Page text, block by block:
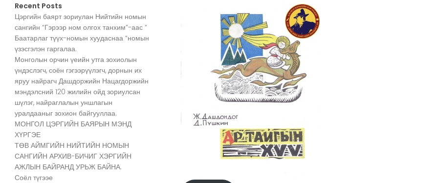
Recent Posts
Цэргийн баярт зориулан Нийтийн номын
сангийн “Гэрээр ном олгох танхим”-аас ”
Баатарлаг түүх-номын хуудаснаа “номын
үзэсгэлэн гаргалаа.
Монголын орчин үеийн утга зохиолын
үндэслэгч, соён гэгээрүүлэгч, дорнын их
яруу найрагч Дашдоржийн Нацагдоржийн
мэндэлсний 120 жилийн ойд зориулсан
шүлэг, найраглалын уншлагын
уралдааныг зохион байгууллаа.
МОНГОЛ ЦЭРГИЙН БАЯРЫН МЭНД
ХҮРГЭЕ
ТӨВ АЙМГИЙН НИЙТИЙН НОМЫН
САНГИЙН АРХИВ-БИЧИГ ХЭРГИЙН
АЖЛЫН БАЙРАНД УРЬЖ БАЙНА.
Соёл түгээе